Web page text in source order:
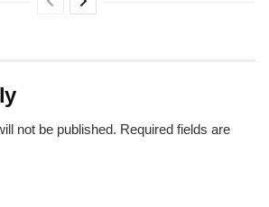
not be published. Required fields are